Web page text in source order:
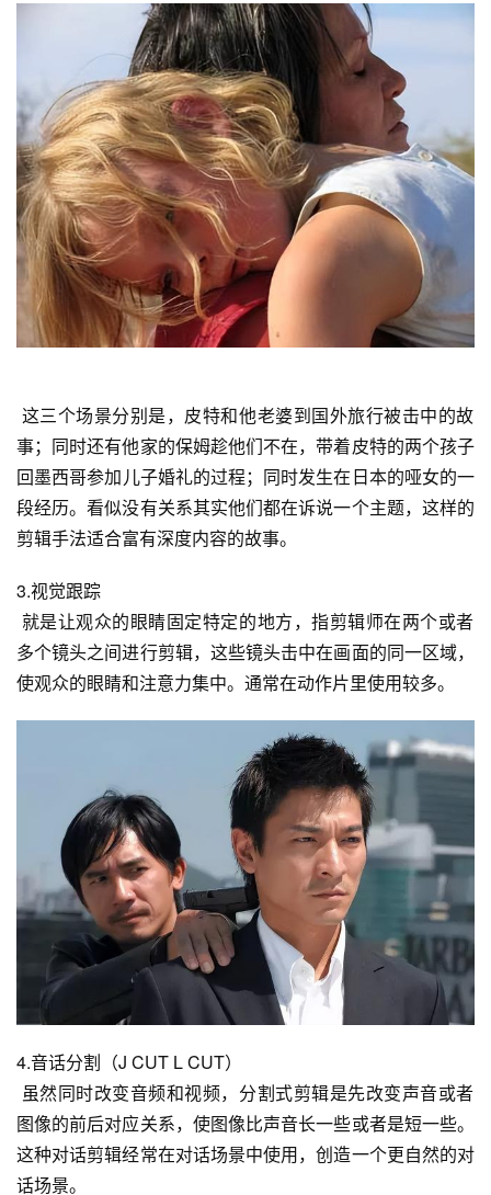
这三个场景分别是， 皮特和他老婆到国外旅行被击中的故
事；同时还有他家的保姆趁他们不在，带着皮特的两个孩子
回墨西哥参加儿子婚礼的过程；同时发生在日本的哑女的一
段经历。看似没有关系其实他们都在诉说一个主题，这样的
剪辑手法适合富有深度内容的故事。
3.视觉跟踪
多个镜头之间进行剪辑，这些镜头击中在画面的同一区域，
使观众的眼睛和注意力集中。通常在动作片里使用较多。
4.音话分割（J CUT L CUT）
图像的前后对应关系，使图像比声音长一些或者是短一些。
这种对话剪辑经常在对话场景中使用，创造一个更自然的对
话场景。